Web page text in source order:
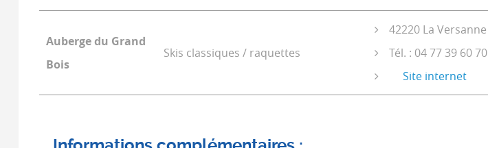
Auberge du Grand
Bois
Skis classiques / raquettes
42220 La Versanne
Tél. : 04 77 39 60 70
Site internet